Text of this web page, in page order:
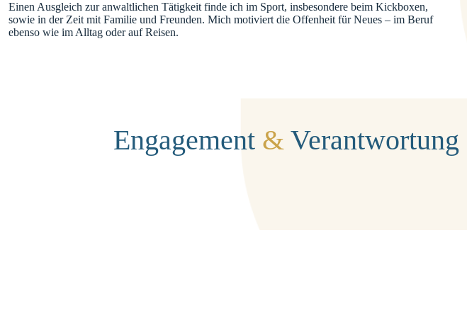
Einen Ausgleich zur anwaltlichen Tätigkeit finde ich im Sport, insbesondere beim Kickboxen,
sowie in der Zeit mit Familie und Freunden. Mich motiviert die Offenheit für Neues – im Beruf
ebenso wie im Alltag oder auf Reisen.
Engagement & Verantwortung